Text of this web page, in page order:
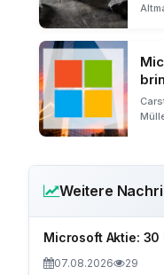
Weitere
Microsoft Aktie:
07.08.2026 29